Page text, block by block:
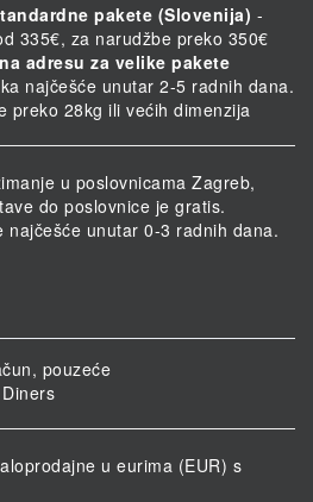
pakete (Slovenija) -
335€, za narudžbe preko 350€
adresu za velike pakete
najčešće unutar 2-5 radnih dana.
preko 28kg ili većih dimenzija
u poslovnicama Zagreb,
do poslovnice je gratis.
najčešće unutar 0-3 radnih dana.
pouzeće
u eurima (EUR) s